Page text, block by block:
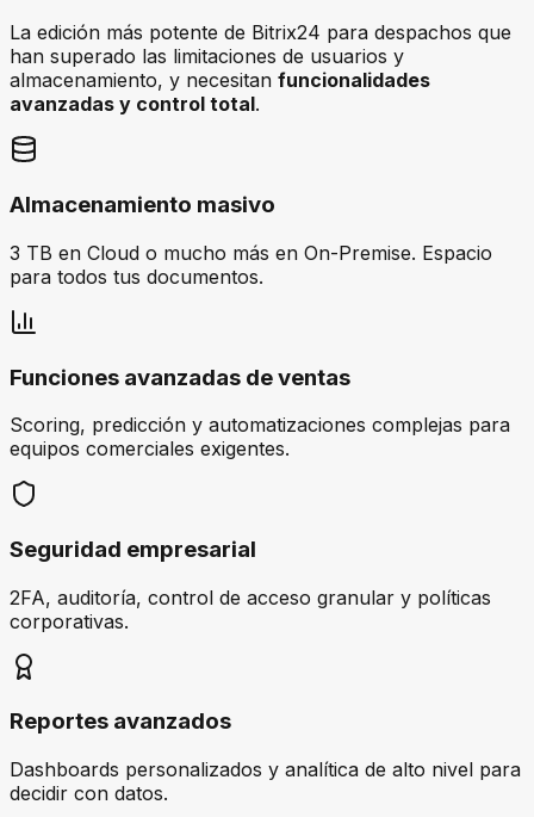
La edición más potente de Bitrix24 para despachos que
han superado las limitaciones de usuarios y
almacenamiento, y necesitan funcionalidades
avanzadas y control total.
Almacenamiento masivo
3 TB en Cloud o mucho más en On-Premise. Espacio
para todos tus documentos.
Funciones avanzadas de ventas
Scoring, predicción y automatizaciones complejas para
equipos comerciales exigentes.
Seguridad empresarial
2FA, auditoría, control de acceso granular y políticas
corporativas.
Reportes avanzados
Dashboards personalizados y analítica de alto nivel para
decidir con datos.